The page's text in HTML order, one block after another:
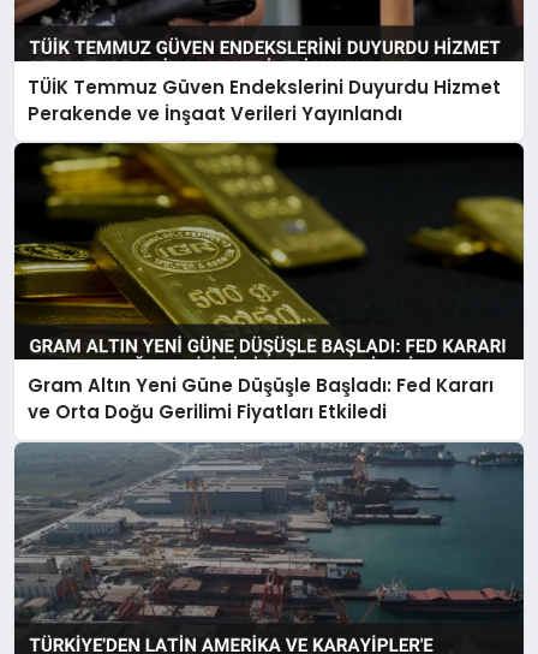
TÜİK Temmuz Güven Endekslerini Duyurdu Hizmet
Perakende ve İnşaat Verileri Yayınlandı
Gram Altın Yeni Güne Düşüşle Başladı: Fed Kararı
ve Orta Doğu Gerilimi Fiyatları Etkiledi